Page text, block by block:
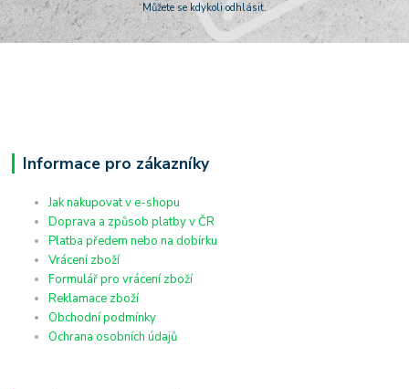
Můžete se kdykoli odhlásit.
Informace pro zákazníky
Jak nakupovat v e-shopu
Doprava a způsob platby v ČR
Platba předem nebo na dobírku
Vrácení zboží
Formulář pro vrácení zboží
Reklamace zboží
Obchodní podmínky
Ochrana osobních údajů